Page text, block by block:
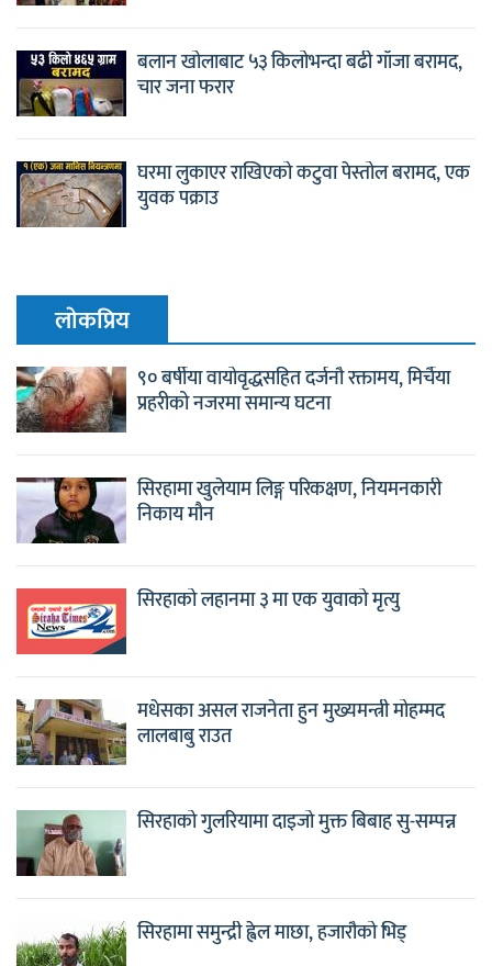
बलान खोलाबाट ५३ किलोभन्दा बढी गाँजा बरामद,
चार जना फरार
घरमा लुकाएर राखिएको कटुवा पेस्तोल बरामद, एक
युवक पक्राउ
लाेकप्रिय
९० बर्षीया वायोवृद्धसहित दर्जनौ रक्तामय, मिर्चैया
प्रहरीको नजरमा समान्य घटना
सिरहामा खुलेयाम लिङ्ग परिकक्षण, नियमनकारी
निकाय मौन
सिरहाको लहानमा ३ मा एक युवाको मृत्यु
मधेसका असल राजनेता हुन मुख्यमन्त्री मोहम्मद
लालबाबु राउत
सिरहाको गुलरियामा दाइजो मुक्त बिबाह सु-सम्पन्न
सिरहामा समुन्द्री ह्वेल माछा, हजारौको भिड्